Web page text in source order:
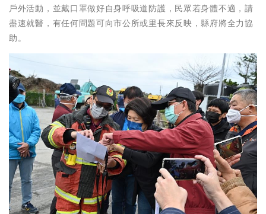
戶外活動，並戴口罩做好自身呼吸道防護，民眾若身體不適，請
盡速就醫，有任何問題可向市公所或里長來反映，縣府將全力協
助。